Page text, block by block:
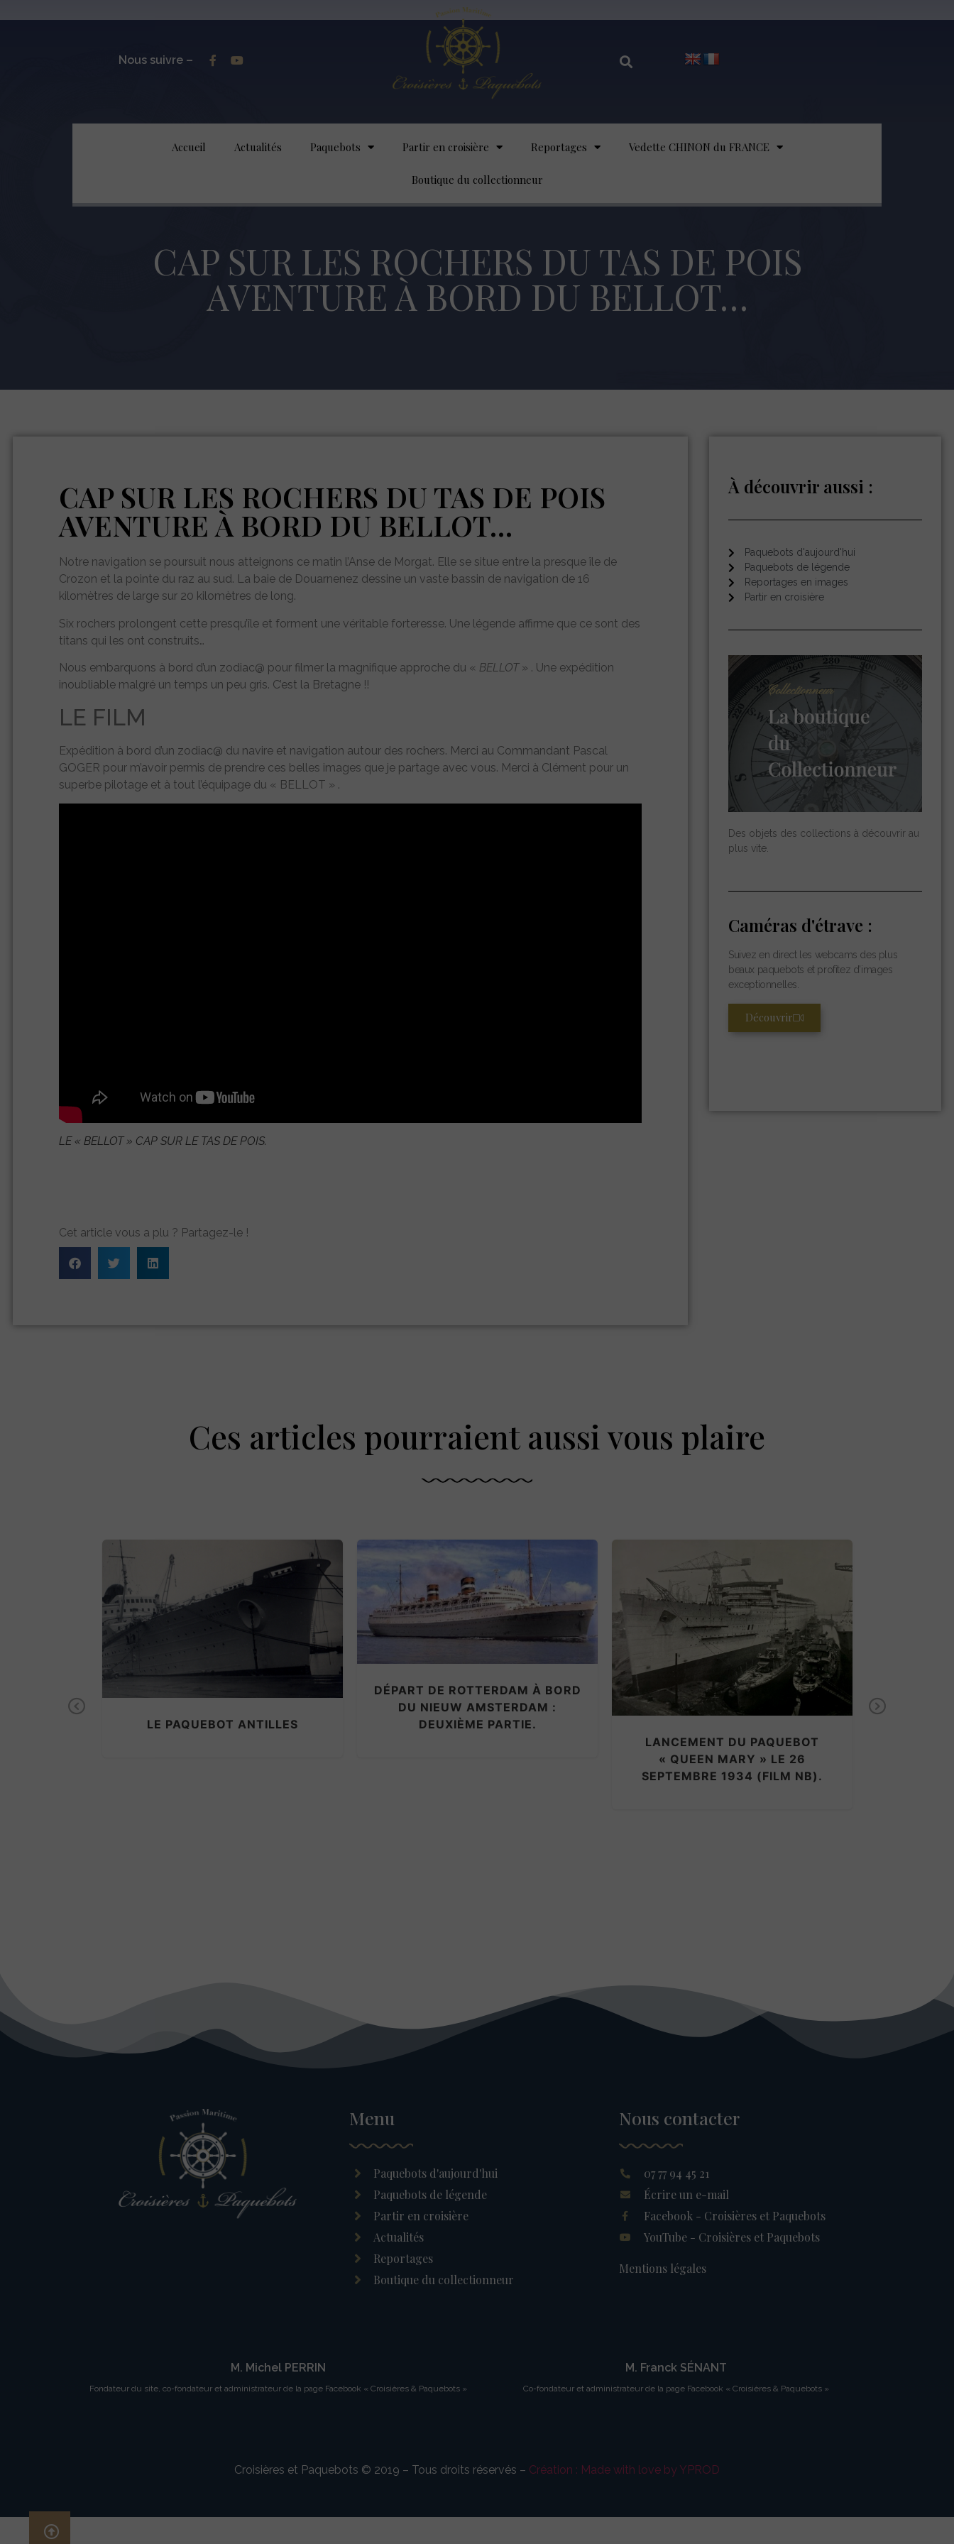
Nous suivre –
Accueil Actualités Paquebots Partir en croisière Reportages Vedette CHINON du FRANCE
Boutique du collectionneur
CAP SUR LES ROCHERS DU TAS DE POIS
AVENTURE À BORD DU BELLOT…
CAP SUR LES ROCHERS DU TAS DE POIS
AVENTURE À BORD DU BELLOT…
Notre navigation se poursuit nous atteignons ce matin l’Anse de Morgat. Elle se situe entre la presque île de
Crozon et la pointe du raz au sud. La baie de Douarnenez dessine un vaste bassin de navigation de 16
kilomètres de large sur 20 kilomètres de long.
Six rochers prolongent cette presqu’île et forment une véritable forteresse. Une légende affirme que ce sont des
titans qui les ont construits…
Nous embarquons à bord d’un zodiac@ pour filmer la magnifique approche du « BELLOT» . Une expédition
inoubliable malgré un temps un peu gris. C’est la Bretagne !!
LE FILM
Expédition à bord d’un zodiac@ du navire et navigation autour des rochers. Merci au Commandant Pascal
GOGER pour m’avoir permis de prendre ces belles images que je partage avec vous. Merci à Clément pour un
superbe pilotage et à tout l’équipage du « BELLOT » .
LE« BELLOT » CAP SUR LE TAS DE POIS.
Cet article vous a plu ? Partagez-le !
À découvrir aussi :
Paquebots d'aujourd'hui
Paquebots de légende
Reportages en images
Partir en croisière
Des objets des collections à découvrir au
plus vite.
Caméras d'étrave :
Suivez en direct les webcams des plus
beaux paquebots et profitez d’images
exceptionnelles.
Découvrir
Ces articles pourraient aussi vous plaire
LE PAQUEBOT ANTILLES
DÉPART DE ROTTERDAM À BORD
DU NIEUW AMSTERDAM :
DEUXIÈME PARTIE.
LANCEMENT DU PAQUEBOT
« QUEEN MARY » LE 26
SEPTEMBRE 1934 (FILM NB).
Menu
Paquebots d'aujourd'hui
Paquebots de légende
Partir en croisière
Actualités
Reportages
Boutique du collectionneur
Nous contacter
07 77 94 45 21
Écrire un e-mail
Facebook - Croisières et Paquebots
YouTube - Croisières et Paquebots
Mentions légales
M. Michel PERRIN
Fondateur du site, co-fondateur et administrateur de la page Facebook « Croisières & Paquebots »
M. Franck SÉNANT
Co-fondateur et administrateur de la page Facebook « Croisières & Paquebots »
Croisières et Paquebots © 2019 – Tous droits réservés – Création : Made with love by YPROD